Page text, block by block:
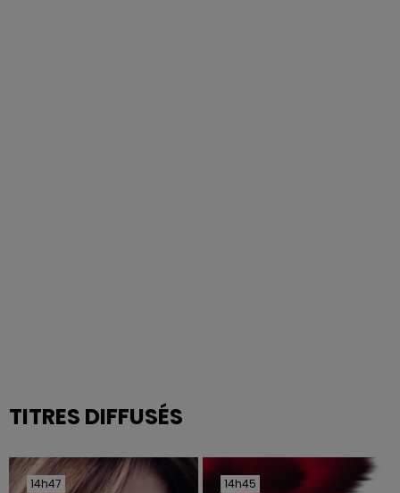
TITRES DIFFUSÉS
14h47
14h47 14h45
14h45